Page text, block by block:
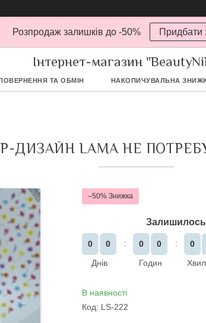
Розпродаж залишків до -50% Придбати
Інтернет-магазин
ТА ОБМІН НАКОПИЧУВАЛЬНА
ДИЗАЙН LAMA НЕ
–50%
Залишилось
0
0
Днів
0
0
Годин
0
В наявності
Код: LS-222